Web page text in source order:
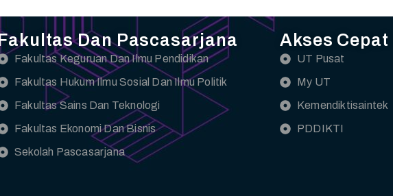
Fakultas Dan Pascasarjana
Fakultas Keguruan Dan Ilmu Pendidikan
Fakultas Hukum Ilmu Sosial Dan Ilmu Politik
Fakultas Sains Dan Teknologi
Fakultas Ekonomi Dan Bisnis
Sekolah Pascasarjana
Akses Cepat
UT Pusat
My UT
Kemendiktisaintek
PDDIKTI